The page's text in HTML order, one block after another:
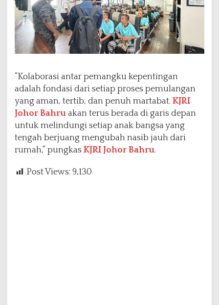
“Kolaborasi antar pemangku kepentingan
adalah fondasi dari setiap proses pemulangan
yang aman, tertib, dan penuh martabat. KJRI
Johor Bahru akan terus berada di garis depan
untuk melindungi setiap anak bangsa yang
tengah berjuang mengubah nasib jauh dari
rumah,” pungkas KJRI Johor Bahru.
Post Views: 9,130